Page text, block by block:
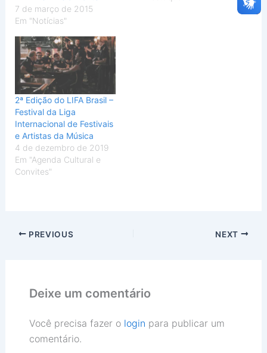
7 de março de 2015
Em "Notícias"
2ª Edição do LIFA Brasil –
Festival da Liga
Internacional de Festivais
e Artistas da Música
4 de dezembro de 2019
Em "Agenda Cultural e
Convites"
PREVIOUS NEXT
Deixe um comentário
Você precisa fazer o login para publicar um
comentário.